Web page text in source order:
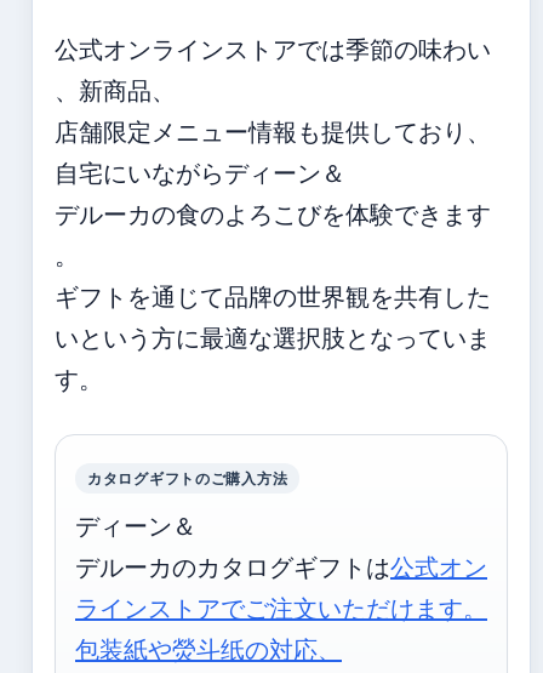
公式オンラインストアでは季節の味わい
、新商品、
店舗限定メニュー情報も提供しており、
自宅にいながらディーン＆
デルーカの食のよろこびを体験できます
。
ギフトを通じて品牌の世界観を共有した
いという方に最適な選択肢となっていま
す。
カタログギフトのご購入方法
ディーン＆
デルーカのカタログギフトは公式オン
ラインストアでご注文いただけます。
包装紙や熒斗纸の対応、